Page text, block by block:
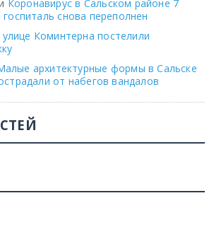
Коронавирус в Сальском районе 7
снова переполнен
Коминтерна постелили
архитектурные формы в Сальске
от набегов вандалов